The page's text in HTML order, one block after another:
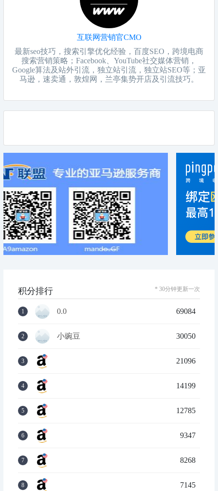
互联网营销官CMO
最新seo技巧，搜索引擎优化经验，百度SEO，跨境电商
搜索营销策略；Facebook、YouTube社交媒体营销，
Google算法及站外引流，独立站引流，独立站SEO等；亚
马逊，速卖通，敦煌网，兰亭集势开店及引流技巧。
积分排行 * 30分钟更新一次
1 0.0 69084
2 小豌豆 30050
3 21096
4 14199
5 12785
6 9347
7 8268
8 7145